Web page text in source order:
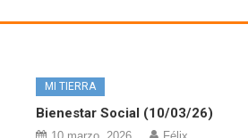
MI TIERRA
Bienestar Social (10/03/26)